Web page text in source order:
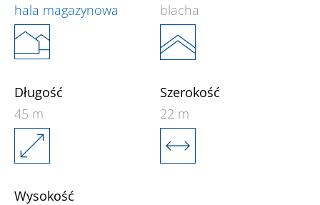
hala magazynowa
blacha
Długość
45 m
Szerokość
22 m
Wysokość